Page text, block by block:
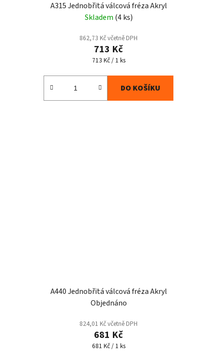
A315 Jednobřitá válcová fréza Akryl
Skladem (4 ks)
862,73 Kč včetně DPH
713 Kč
Měrná
713 Kč / 1 ks
DO KOŠÍKU
A440 Jednobřitá válcová fréza Akryl
Objednáno
824,01 Kč včetně DPH
681 Kč
Měrná
681 Kč / 1 ks